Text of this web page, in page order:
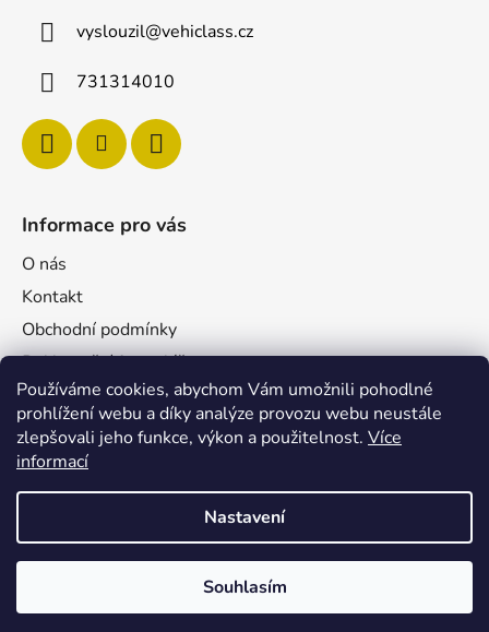
Používáme cookies, abychom Vám umožnili pohodlné
prohlížení webu a díky analýze provozu webu neustále
zlepšovali jeho funkce, výkon a použitelnost. Více
informací
Nastavení
Souhlasím
vyslouzil@vehiclass.cz
731314010
Informace pro vás
O nás
Kontakt
Obchodní podmínky
Reklamační formulář
Podmínky ochrany osobních údajů
Velkoobchod
Pro firmy
Vytvořil Shoptet
Copyright 2026Vehiclass. Všechna práva vyhrazena.
🎁 DÁREK: 100 KČ NA PRVNÍ NÁKUP